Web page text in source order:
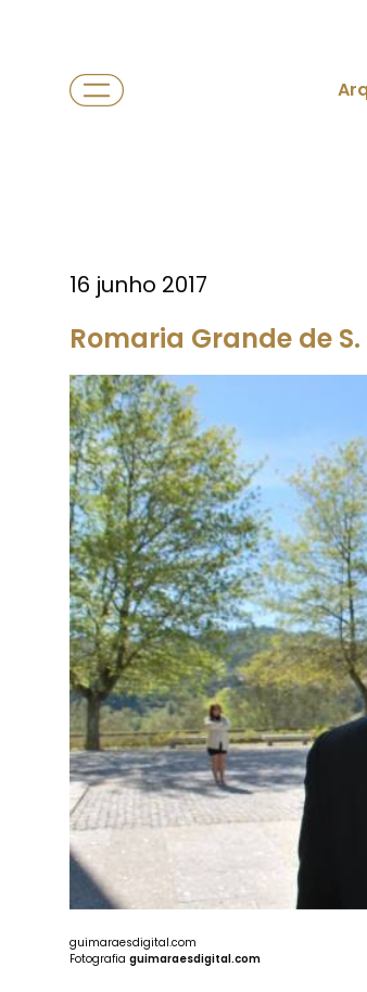
16 junho 2017
Romaria Grande de
guimaraesdigital.com
Fotografia guimaraesdigital.com